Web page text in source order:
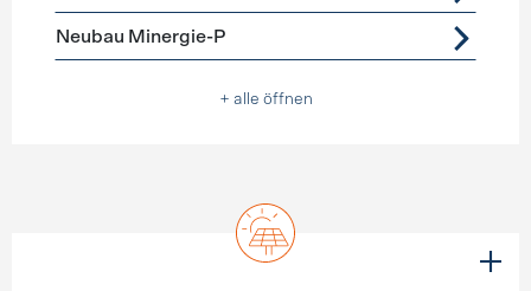
Neubau Minergie-P
+ alle öffnen